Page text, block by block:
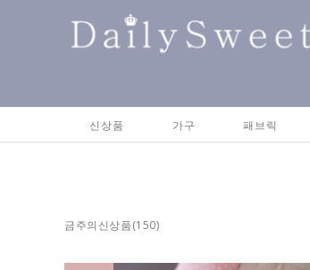
신상품 가구 패브릭
금주의신상품(150)